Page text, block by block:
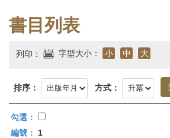
研
究
首
頁
書目列表
列印： 字型大小： 小 中 大
排序： 方式：
勾選：
編號：
1